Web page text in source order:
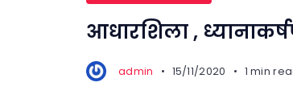
आधारशिला ,
admin 15/11/2020 1 min